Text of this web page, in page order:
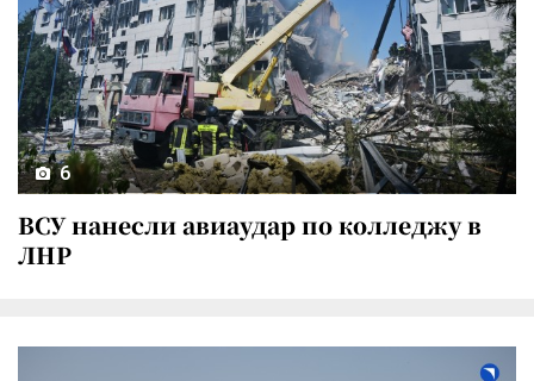
6
ВСУ нанесли авиаудар по колледжу в
ЛНР